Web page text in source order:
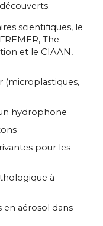
scientifiques, le
The
et le CIAAN,
(microplastiques,
hydrophone
pour les
à
en aérosol dans